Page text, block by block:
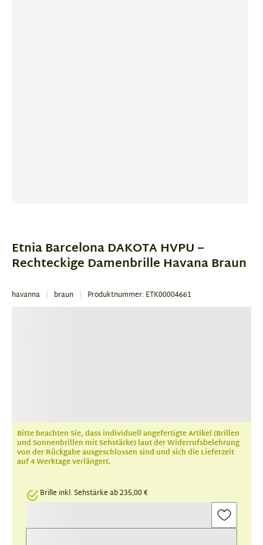
3
Etnia Barcelona DAKOTA HVPU –
Rechteckige Damenbrille Havana Braun
havanna braun Produktnummer: ETK00004661
Bitte beachten Sie, dass individuell angefertigte Artikel (Brillen
und Sonnenbrillen mit Sehstärke) laut der Widerrufsbelehrung
von der Rückgabe ausgeschlossen sind und sich die Lieferzeit
auf 4 Werktage verlängert.
Brille inkl. Sehstärke ab 235,00 €